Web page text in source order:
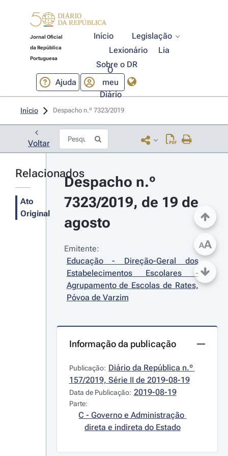
Jornal Oficial
da República
Portuguesa
Início
Legislação
Lexionário
Lia
Sobre o DR
Ajuda
O
meu
Diário
Início Despacho n.º 7323/2019
Voltar
Relacionados
Ato
Original
Despacho n.º
7323/2019, de 19 de
agosto
Emitente:
Educação - Direção-Geral dos
Estabelecimentos Escolares -
Agrupamento de Escolas de Rates,
Póvoa de Varzim
Informação da publicação
Publicação: Diário da República n.º
157/2019, Série II de 2019-08-19
Data de Publicação: 2019-08-19
Parte:
C - Governo e Administração
direta e indireta do Estado
AA